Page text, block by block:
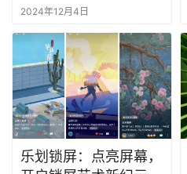
工
业
计
网
页
U
登录
演讲嘉宾阵容
2024年12月4日
乐划锁屏：点亮屏幕，